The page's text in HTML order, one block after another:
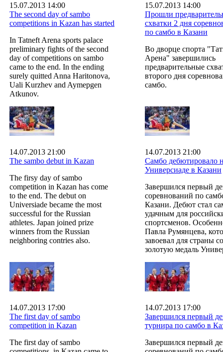
15.07.2013 14:00
The second day of sambo
competitions in Kazan has started
In Tatneft Arena sports palace
preliminary fights of the second
day of competitions on sambo
came to the end. In the ending
surely quitted Anna Haritonova,
Uali Kurzhev and Aymepgen
Atkunov.
15.07.2013 14:00
Прошли
схватки 2 дня
по самбо в Казани
Во дворце спорта
Арена" завершились
предварительные
второго дня
самбо.
14.07.2013 21:00
The sambo debut in Kazan
The firsy day of sambo
competition in Kazan has come
to the end. The debut on
Universiade became the most
successful for the Russian
athletes. Japan joined prize
winners from the Russian
neighboring contries also.
14.07.2013 21:00
Самбо дебютировало
Универсиаде в Казани
Завершился первый
соревнований по
Казани. Дебют стал
удачным для
спортсменов.
Павла Румянцева,
завоевал для страны
золотую медаль
14.07.2013 17:00
The first day of sambo
competition in Kazan
The first day of sambo
14.07.2013 17:00
Завершился первый
турнира по самбо в
Завершился первый